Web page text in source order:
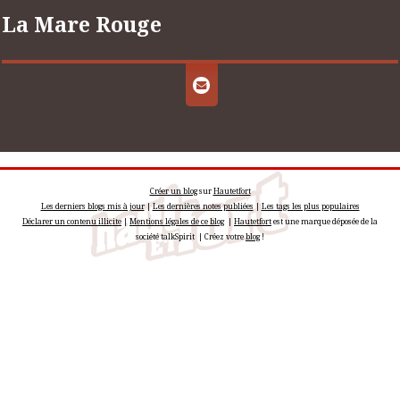
La Mare Rouge
Créer un blogsurHautetfort
Les derniers blogs mis à jour|Les dernières notes publiées |Les tags les plus populaires
Déclarer un contenu illicite| Mentions légales de ce blog| Hautetfortest une marque déposée de la
société talkSpirit | Créez votreblog!